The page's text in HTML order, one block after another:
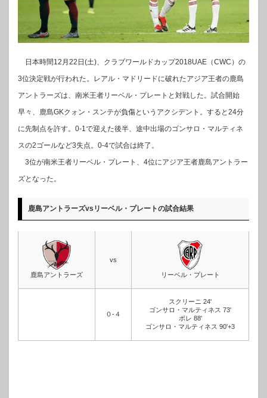
日本時間12月22日(土)、クラブワールドカップ2018UAE（CWC）の
3位決定戦が行われた。レアル・マドリードに破れたアジア王者の鹿島
アントラーズは、南米王者リーベル・プレートと対戦した。試合開始
早々、鹿島GKクォン・スンテが負傷というアクシデント。すると24分
に先制点を許す。0-1で迎えた後半、途中出場のゴンサロ・マルティネ
スの2ゴールなど3失点。0-4で試合は終了。
3位が南米王者リーベル・プレート、4位にアジア王者鹿島アントラー
ズとなった。
鹿島アントラーズvsリーベル・プレートの試合結果
鹿島アントラーズ
vs
リーベル・プレート
０-４
スクリーニ 24'
ゴンサロ・マルティネス 73'
ボレ 88'
ゴンサロ・マルティネス 90'+3